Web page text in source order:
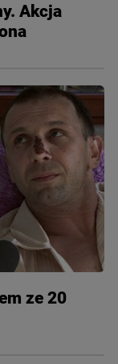
Akcja
ze 20